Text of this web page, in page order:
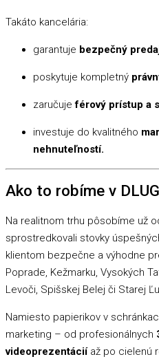
Takáto kancelária:
garantuje bezpečný
poskytuje kompletný
zaručujeférový prístup a
investuje do kvalitného
nehnuteľností.
Ako to robíme v
Na realitnom trhu pôsobíme už
sprostredkovali stovky
klientom bezpečne a výhodne
Poprade, Kežmarku, Vysokých
Levoči, Spišskej Belej či Starej
Namiesto papierikov v
marketing – od profesionálnych
videoprezentáciíaž po cielenú